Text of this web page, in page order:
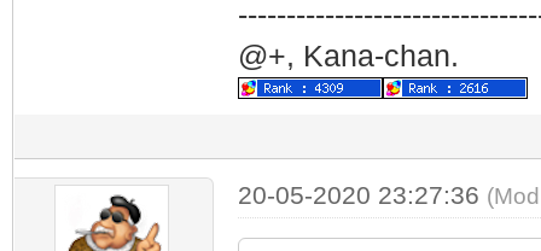
@+, Kana-chan.
20-05-2020 23:27:36